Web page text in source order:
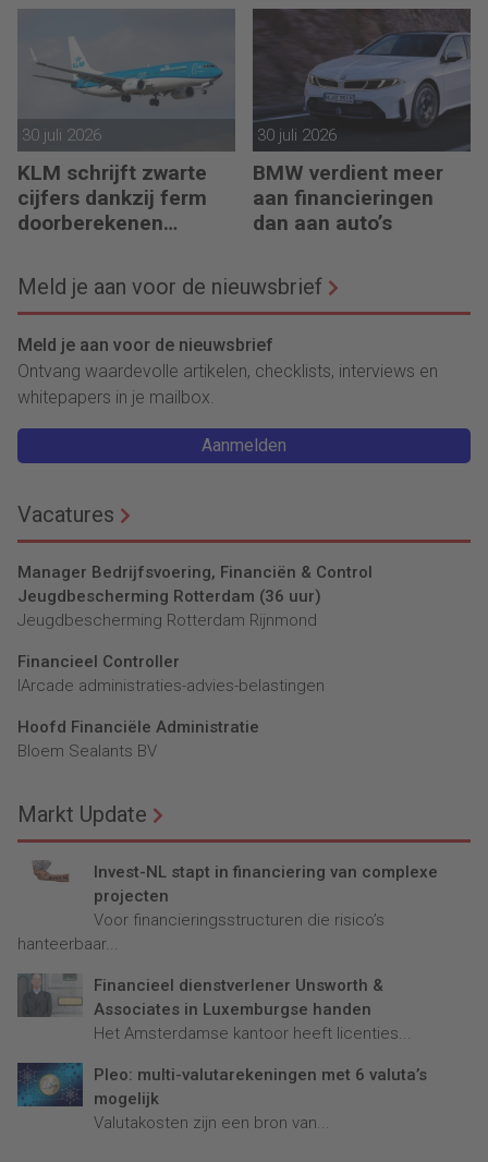
30 juli 2026
KLM schrijft zwarte
cijfers dankzij ferm
doorberekenen
30 juli 2026
BMW verdient meer
aan financieringen
dan aan auto’s
Meld je aan voor de nieuwsbrief
Meld je aan voor de nieuwsbrief
Ontvang waardevolle artikelen, checklists, interviews en
whitepapers in je mailbox.
Aanmelden
Vacatures
Manager Bedrijfsvoering, Financiën & Control
Jeugdbescherming Rotterdam (36 uur)
Jeugdbescherming Rotterdam Rijnmond
Financieel Controller
lArcade administraties-advies-belastingen
Hoofd Financiële Administratie
Bloem Sealants BV
Markt Update
Invest-NL stapt in financiering van complexe
projecten
Voor financieringsstructuren die risico’s
hanteerbaar...
Financieel dienstverlener Unsworth &
Associates in Luxemburgse handen
Het Amsterdamse kantoor heeft licenties...
Pleo: multi-valutarekeningen met 6 valuta’s
mogelijk
Valutakosten zijn een bron van...